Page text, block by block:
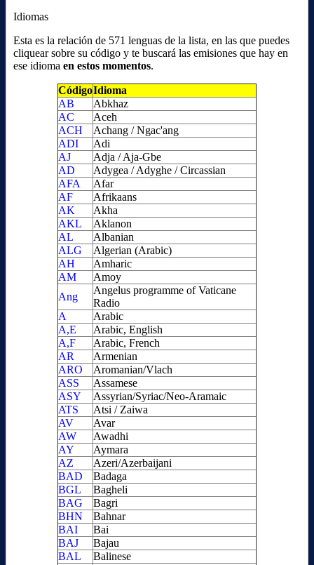
Idiomas
Esta es la relación de 571 lenguas de la lista, en las que puedes
cliquear sobre su código y te buscará las emisiones que hay en
ese idioma en estos momentos.
CódigoIdioma
AB
Abkhaz
AC
Aceh
ACH
Achang / Ngac'ang
ADI
Adi
AJ
Adja / Aja-Gbe
AD
Adygea / Adyghe / Circassian
AFA
Afar
AF
Afrikaans
AK
Akha
AKL
Aklanon
AL
Albanian
ALG
Algerian (Arabic)
AH
Amharic
AM
Amoy
Ang
Angelus programme of Vaticane
Radio
A
Arabic
A,E
Arabic, English
A,F
Arabic, French
AR
Armenian
ARO
Aromanian/Vlach
ASS
Assamese
ASY
Assyrian/Syriac/Neo-Aramaic
ATS
Atsi / Zaiwa
AV
Avar
AW
Awadhi
AY
Aymara
AZ
Azeri/Azerbaijani
BAD
Badaga
BGL
Bagheli
BAG
Bagri
BHN
Bahnar
BAI
Bai
BAJ
Bajau
BAL
Balinese